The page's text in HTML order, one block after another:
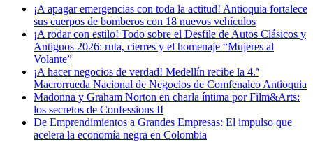
¡A apagar emergencias con toda la actitud! Antioquia fortalece
sus cuerpos de bomberos con 18 nuevos vehículos
¡A rodar con estilo! Todo sobre el Desfile de Autos Clásicos y
Antiguos 2026: ruta, cierres y el homenaje “Mujeres al
Volante”
¡A hacer negocios de verdad! Medellín recibe la 4.ª
Macrorrueda Nacional de Negocios de Comfenalco Antioquia
Madonna y Graham Norton en charla íntima por Film&Arts:
los secretos de Confessions II
De Emprendimientos a Grandes Empresas: El impulso que
acelera la economía negra en Colombia